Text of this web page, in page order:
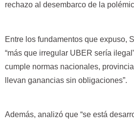
rechazo al desembarco de la
Entre los fundamentos que expuso,
“más que irregular UBER sería
cumple normas nacionales,
llevan ganancias sin obligaciones”.
Además, analizó que “se está